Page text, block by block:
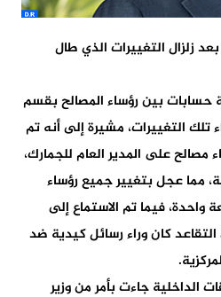
زلزال التغييرات الذي طال
حسابات بين رؤساء المصالح بقسم
تلك التغييرات، مشيرة إلى أنه تم
على المدير العام للجمارك،
مما عجل بتغيير جميع رؤساء
واحدة، فيما تم الاستماع إلى
كان وراء رسائل كيدية ضد
الداخلية جاءت بأمر من وزير